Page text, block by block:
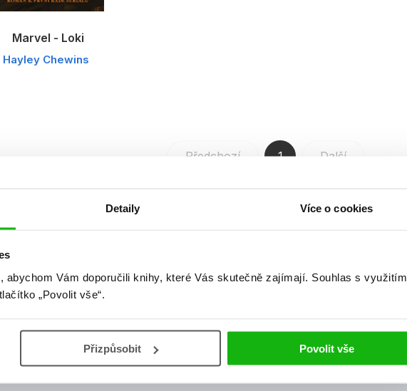
Detaily Více o cookies
abychom Vám doporučili knihy, které Vás skutečně zajímají. Souhlas s využitím
„Povolit vše“.
Přizpůsobit Povolit vše
Marvel - Loki
Hayley Chewins
Celkem knih:1
Předchozí 1 Další